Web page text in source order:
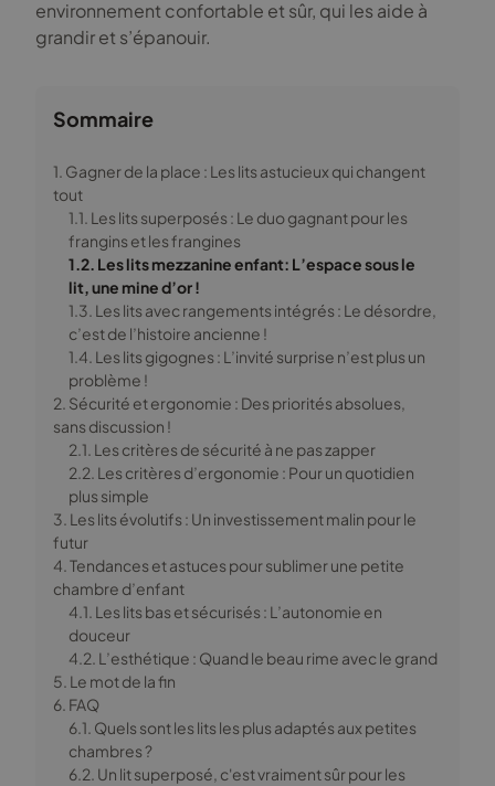
environnement confortable et sûr, qui les aide à
grandir et s’épanouir.
Sommaire
1. Gagner de la place : Les lits astucieux qui changent
tout
1.1. Les lits superposés : Le duo gagnant pour les
frangins et les frangines
1.2. Les lits mezzanine enfant: L’espace sous le
lit, une mine d’or !
1.3. Les lits avec rangements intégrés : Le désordre,
c’est de l’histoire ancienne !
1.4. Les lits gigognes : L’invité surprise n’est plus un
problème !
2. Sécurité et ergonomie : Des priorités absolues,
sans discussion !
2.1. Les critères de sécurité à ne pas zapper
2.2. Les critères d’ergonomie : Pour un quotidien
plus simple
3. Les lits évolutifs : Un investissement malin pour le
futur
4. Tendances et astuces pour sublimer une petite
chambre d’enfant
4.1. Les lits bas et sécurisés : L’autonomie en
douceur
4.2. L’esthétique : Quand le beau rime avec le grand
5. Le mot de la fin
6. FAQ
6.1. Quels sont les lits les plus adaptés aux petites
chambres ?
6.2. Un lit superposé, c'est vraiment sûr pour les